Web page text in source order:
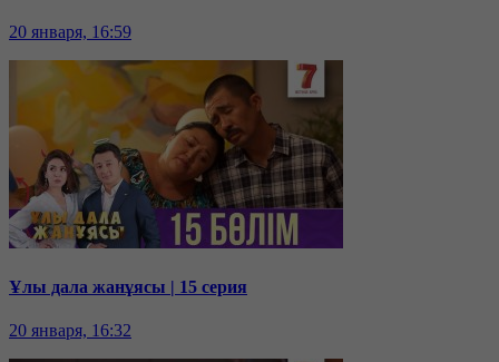
20 января, 16:59
Ұлы дала жанұясы | 15 серия
20 января, 16:32